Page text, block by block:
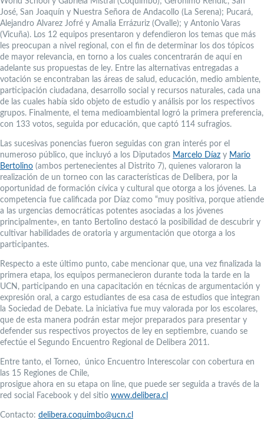
José, San Joaquín y Nuestra Señora de Andacollo (La Serena); Pucará,
Alejandro Alvarez Jofré y Amalia Errázuriz (Ovalle); y Antonio Varas
(Vicuña). Los 12 equipos presentaron y defendieron los temas que más
les preocupan a nivel regional, con el fin de determinar los dos tópicos
de mayor relevancia, en torno a los cuales concentrarán de aquí en
adelante sus propuestas de ley. Entre las alternativas entregadas a
votación se encontraban las áreas de salud, educación, medio ambiente,
participación ciudadana, desarrollo social y recursos naturales, cada una
de las cuales había sido objeto de estudio y análisis por los respectivos
grupos. Finalmente, el tema medioambiental logró la primera preferencia,
con 133 votos, seguida por educación, que captó 114 sufragios.
Las sucesivas ponencias fueron seguidas con gran interés por el
numeroso público, que incluyó a los Diputados Marcelo Díaz y Mario
Bertolino (ambos pertenecientes al Distrito 7), quienes valoraron la
realización de un torneo con las características de Delibera, por la
oportunidad de formación cívica y cultural que otorga a los jóvenes. La
competencia fue calificada por Díaz como “muy positiva, porque atiende
a las urgencias democráticas potentes asociadas a los jóvenes
principalmente», en tanto Bertolino destacó la posibilidad de descubrir y
cultivar habilidades de oratoria y argumentación que otorga a los
participantes.
Respecto a este último punto, cabe mencionar que, una vez finalizada la
primera etapa, los equipos permanecieron durante toda la tarde en la
UCN, participando en una capacitación en técnicas de argumentación y
expresión oral, a cargo estudiantes de esa casa de estudios que integran
la Sociedad de Debate. La iniciativa fue muy valorada por los escolares,
que de esta manera podrán estar mejor preparados para presentar y
defender sus respectivos proyectos de ley en septiembre, cuando se
efectúe el Segundo Encuentro Regional de Delibera 2011.
Entre tanto, el Torneo, único Encuentro Interescolar con cobertura en
las 15 Regiones de Chile,
prosigue ahora en su etapa on line, que puede ser seguida a través de la
red social Facebook y del sitio www.delibera.cl
Contacto: delibera.coquimbo@ucn.cl